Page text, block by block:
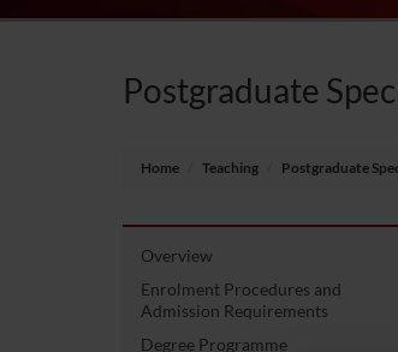
Postgraduate
Home Teaching Postgraduate
Overview
Enrolment Procedures and
Admission Requirements
Degree Programme